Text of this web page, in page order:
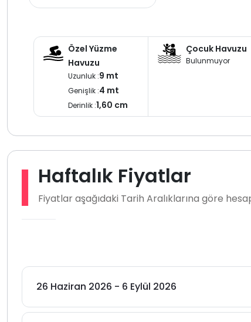
Özel Yüzme
Havuzu
Uzunluk :9 mt
Genişlik :4 mt
Derinlik :1,60 cm
Çocuk Havuzu
Bulunmuyor
Haftalık Fiyatlar
Fiyatlar aşağıdaki Tarih Aralıklarına göre
26 Haziran 2026 - 6 Eylül 2026